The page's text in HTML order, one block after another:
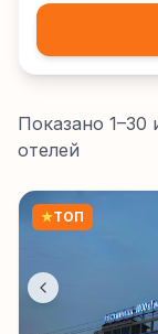
Показано 1–30
отелей
★ТОП